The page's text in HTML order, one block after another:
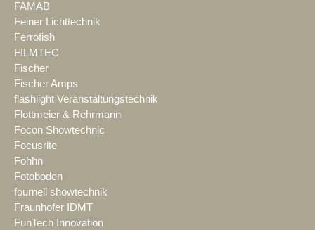
FAMAB
Feiner Lichttechnik
Ferrofish
FILMTEC
Fischer
Fischer Amps
flashlight Veranstaltungstechnik
Flottmeier & Rehrmann
Focon Showtechnic
Focusrite
Fohhn
Fotoboden
fournell showtechnik
Fraunhofer IDMT
FunTech Innovation